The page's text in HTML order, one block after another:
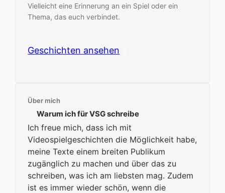
Vielleicht eine Erinnerung an ein Spiel oder ein
Thema, das euch verbindet.
Geschichten ansehen
Über mich
Warum ich für VSG schreibe
Ich freue mich, dass ich mit
Videospielgeschichten die Möglichkeit habe,
meine Texte einem breiten Publikum
zugänglich zu machen und über das zu
schreiben, was ich am liebsten mag. Zudem
ist es immer wieder schön, wenn die